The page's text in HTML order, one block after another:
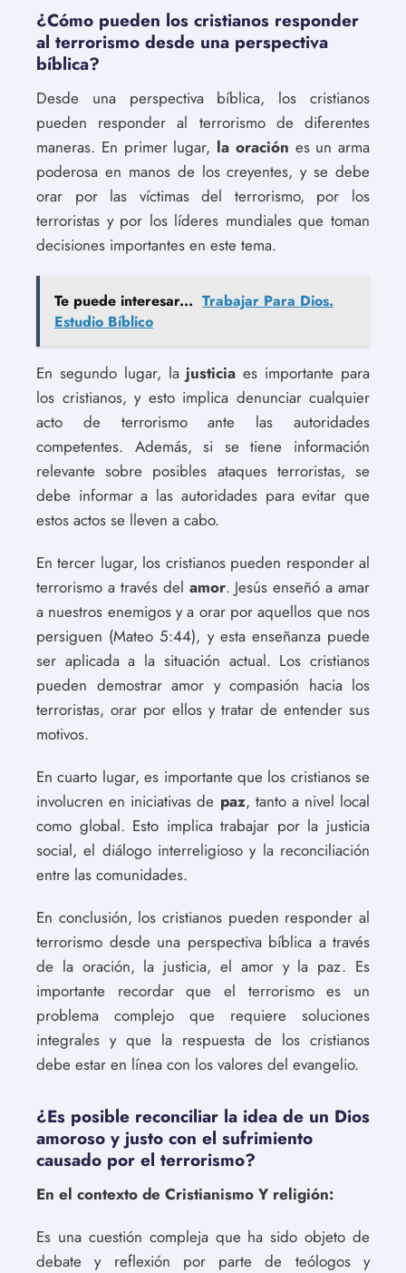
¿Cómo pueden los cristianos responder
al terrorismo desde una perspectiva
bíblica?
Desde una perspectiva bíblica, los cristianos
pueden responder al terrorismo de diferentes
maneras. En primer lugar, la oración es un arma
poderosa en manos de los creyentes, y se debe
orar por las víctimas del terrorismo, por los
terroristas y por los líderes mundiales que toman
decisiones importantes en este tema.
Te puede interesar... Trabajar Para Dios.
Estudio Bíblico
En segundo lugar, lajusticia es importante para
los cristianos, y esto implica denunciar cualquier
acto de terrorismo ante las autoridades
competentes. Además, si se tiene información
relevante sobre posibles ataques terroristas, se
debe informar a las autoridades para evitar que
estos actos se lleven a cabo.
En tercer lugar, los cristianos pueden responder al
terrorismo a través del amor. Jesús enseñó a amar
a nuestros enemigos y a orar por aquellos que nos
persiguen (Mateo 5:44), y esta enseñanza puede
ser aplicada a la situación actual. Los cristianos
pueden demostrar amor y compasión hacia los
terroristas, orar por ellos y tratar de entender sus
motivos.
En cuarto lugar, es importante que los cristianos se
involucren en iniciativas de paz, tanto a nivel local
como global. Esto implica trabajar por la justicia
social, el diálogo interreligioso y la reconciliación
entre las comunidades.
En conclusión, los cristianos pueden responder al
terrorismo desde una perspectiva bíblica a través
de la oración, la justicia, el amor y la paz. Es
importante recordar que el terrorismo es un
problema complejo que requiere soluciones
integrales y que la respuesta de los cristianos
debe estar en línea con los valores del evangelio.
¿Es posible reconciliar la idea de un Dios
amoroso y justo con el sufrimiento
causado por el terrorismo?
En el contexto de Cristianismo Y religión:
Es una cuestión compleja que ha sido objeto de
debate y reflexión por parte de teólogos y